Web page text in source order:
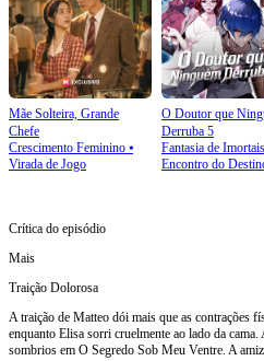
Mãe Solteira, Grande
Chefe
Crescimento Feminino ⦁
Virada de Jogo
O Doutor que
Derruba 5
Fantasia de Imortais
Encontro do
Crítica do episódio
Mais
Traição Dolorosa
A traição de Matteo dói mais que as contrações
enquanto Elisa sorri cruelmente ao lado da cama.
sombrios em O Segredo Sob Meu Ventre. A